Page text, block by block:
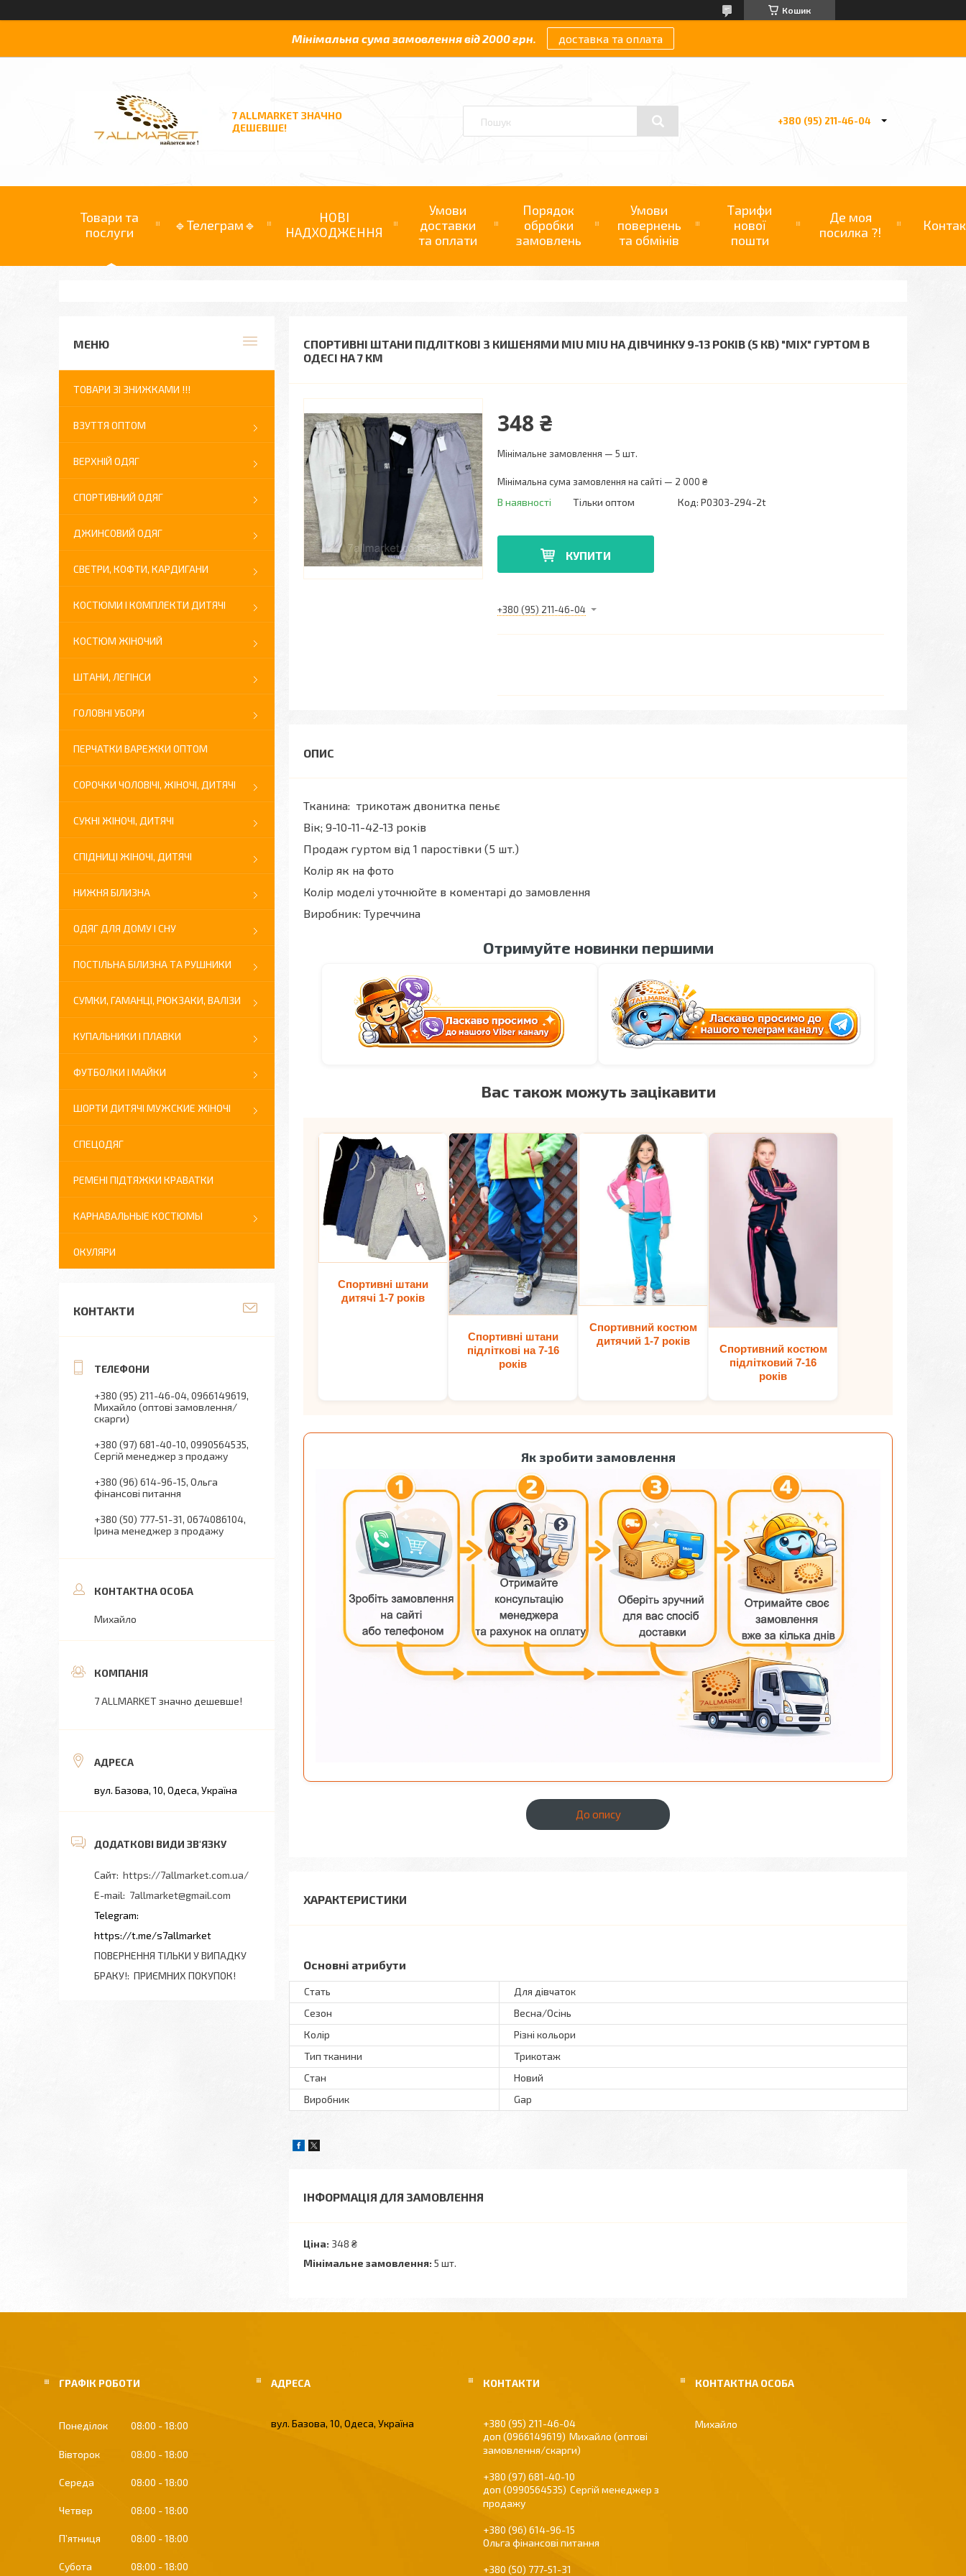
Кошик
Мінімальна сума замовлення від 2000 грн. доставка та оплата
7 ALLMARKET ЗНАЧНО
ДЕШЕВШЕ!
+380 (95) 211-46-04
Товари та
послуги
🔹Телеграм🔹
НОВІ
НАДХОДЖЕННЯ
Умови
доставки
та оплати
Порядок
обробки
замовлень
Умови
повернень
та обмінів
Тарифи
нової
пошти
Де моя
посилка ?!
СПОРТИВНІ ШТАНИ ПІДЛІТКОВІ З КИШЕНЯМИ MIU MIU НА ДІВЧИНКУ 9-13 РОКІВ (5 КВ) "MIX" ГУРТОМ В
ОДЕСІ НА 7 КМ
348 ₴
Мінімальне замовлення — 5 шт.
Мінімальна сума замовлення на сайті — 2 000 ₴
В наявності Тільки оптом Код: P0303-294-2t
КУПИТИ
+380 (95) 211-46-04
Тканина: трикотаж двонитка пеньє
Вік; 9-10-11-42-13 років
Продаж гуртом від 1 паростівки (5 шт.)
Колір як на фото
Колір моделі уточнюйте в коментарі до замовлення
Виробник: Туреччина
Отримуйте новинки першими
Вас також можуть зацікавити
Спортивні штани
дитячі 1-7 років
Спортивні штани
підліткові на 7-16
років
Спортивний костюм
дитячий 1-7 років
Спортивний костюм
підлітковий 7-16
років
Як зробити замовлення
До опису
ХАРАКТЕРИСТИКИ
Основні атрибути
Стать
Для дівчаток
Сезон
Весна/Осінь
Колір
Різні кольори
Тип тканини
Трикотаж
Стан
Новий
Виробник
Gap
ІНФОРМАЦІЯ ДЛЯ ЗАМОВЛЕННЯ
Ціна: 348 ₴
Мінімальне замовлення: 5 шт.
ТОВАРИ ЗІ ЗНИЖКАМИ !!!
ВЗУТТЯ ОПТОМ
ВЕРХНІЙ ОДЯГ
СПОРТИВНИЙ ОДЯГ
ДЖИНСОВИЙ ОДЯГ
СВЕТРИ, КОФТИ, КАРДИГАНИ
КОСТЮМИ І КОМПЛЕКТИ ДИТЯЧІ
КОСТЮМ ЖІНОЧИЙ
ШТАНИ, ЛЕГІНСИ
ГОЛОВНІ УБОРИ
ПЕРЧАТКИ ВАРЕЖКИ ОПТОМ
СОРОЧКИ ЧОЛОВІЧІ, ЖІНОЧІ, ДИТЯЧІ
СУКНІ ЖІНОЧІ, ДИТЯЧІ
СПІДНИЦІ ЖІНОЧІ, ДИТЯЧІ
НИЖНЯ БІЛИЗНА
ОДЯГ ДЛЯ ДОМУ І СНУ
ПОСТІЛЬНА БІЛИЗНА ТА РУШНИКИ
СУМКИ, ГАМАНЦІ, РЮКЗАКИ, ВАЛІЗИ
КУПАЛЬНИКИ І ПЛАВКИ
ФУТБОЛКИ І МАЙКИ
ШОРТИ ДИТЯЧІ МУЖСКИЕ ЖІНОЧІ
СПЕЦОДЯГ
РЕМЕНІ ПІДТЯЖКИ КРАВАТКИ
КАРНАВАЛЬНЫЕ КОСТЮМЫ
ОКУЛЯРИ
КОНТАКТИ
+380 (95) 211-46-04 0966149619
Михайло (оптові замовлення/
скарги)
+380 (97) 681-40-10 0990564535
Сергій менеджер з продажу
+380 (96) 614-96-15 Ольга
фінансові питання
+380 (50) 777-51-31 0674086104
Ірина менеджер з продажу
Михайло
7 ALLMARKET значно дешевше!
вул. Базова, 10, Одеса, Україна
https://7allmarket.com.ua/
7allmarket@gmail.com
https://t.me/s7allmarket
ПОВЕРНЕННЯ ТІЛЬКИ У ВИПАДКУ
БРАКУ! ПРИЄМНИХ ПОКУПОК!
ГРАФІК РОБОТИ
Понеділок 08:00 18:00
Вівторок 08:00 18:00
Середа 08:00 18:00
Четвер 08:00 18:00
Пʼятниця 08:00 18:00
Субота 08:00 18:00
вул. Базова, 10, Одеса, Україна
+380 (95) 211-46-04
0966149619
Михайло (оптові
замовлення/скарги)
+380 (97) 681-40-10
0990564535
Сергій менеджер з
продажу
+380 (96) 614-96-15
Ольга фінансові питання
+380 (50) 777-51-31
Михайло